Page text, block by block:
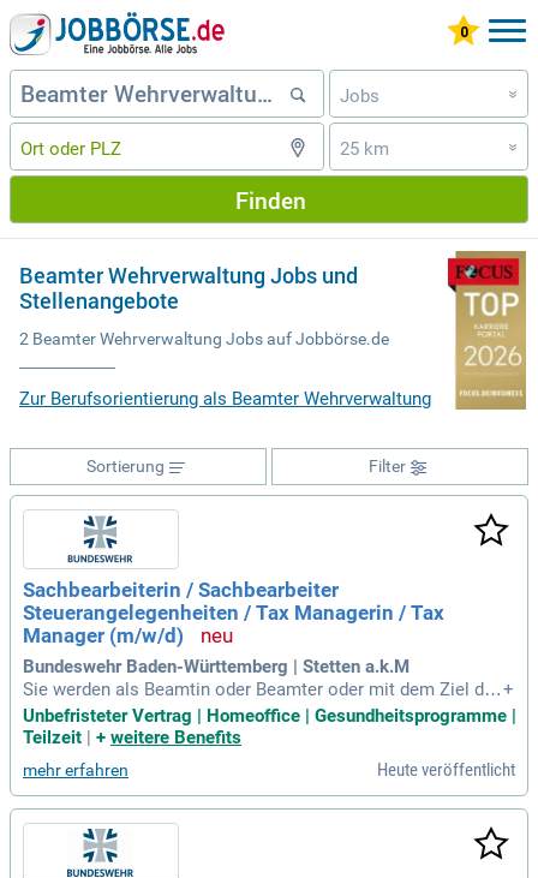
Jobs »
25 km »
Finden
Beamter Wehrverwaltung Jobs und
Stellenangebote
2 Beamter Wehrverwaltung Jobs auf Jobbörse.de
Zur Berufsorientierung als Beamter Wehrverwaltung
Filter
Sortierung
Sachbearbeiterin / Sachbearbeiter
Steuerangelegenheiten / Tax Managerin / Tax
Manager (m/w/d)
Bundeswehr Baden-Württemberg | Stetten a.k.M
Sie werden als Beamtin oder Beamter oder mit dem Ziel der
Verbeamtung in ein unbefristetes Arbeitsverhältnis eingeste
llt. Sie erwartet ein attraktives Gehalt.
+
Unbefristeter Vertrag | Homeoffice | Gesundheitsprogramme |
Teilzeit
+ weitere Benefits
mehr erfahren Heute veröffentlicht